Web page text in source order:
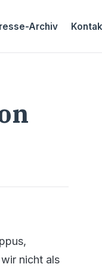
Archiv
nicht als